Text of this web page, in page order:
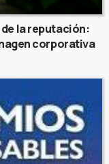
la reputación:
corporativa